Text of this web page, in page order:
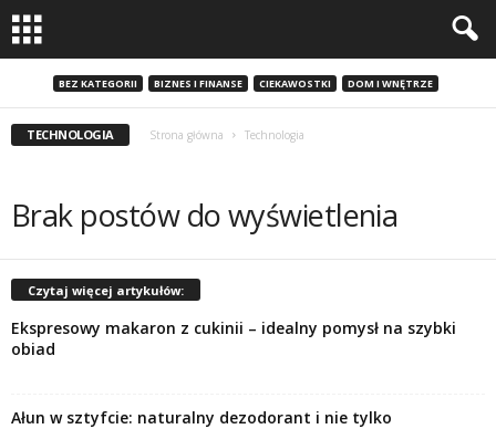
BEZ KATEGORII BIZNES I FINANSE CIEKAWOSTKI DOM I WNĘTRZE
TECHNOLOGIA Strona główna Technologia
Brak postów do wyświetlenia
Czytaj więcej artykułów:
Ekspresowy makaron z cukinii – idealny pomysł na szybki
obiad
Ałun w sztyfcie: naturalny dezodorant i nie tylko